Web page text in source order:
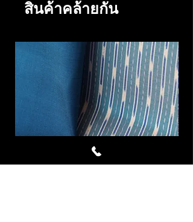
สินค้าคล้ายกัน